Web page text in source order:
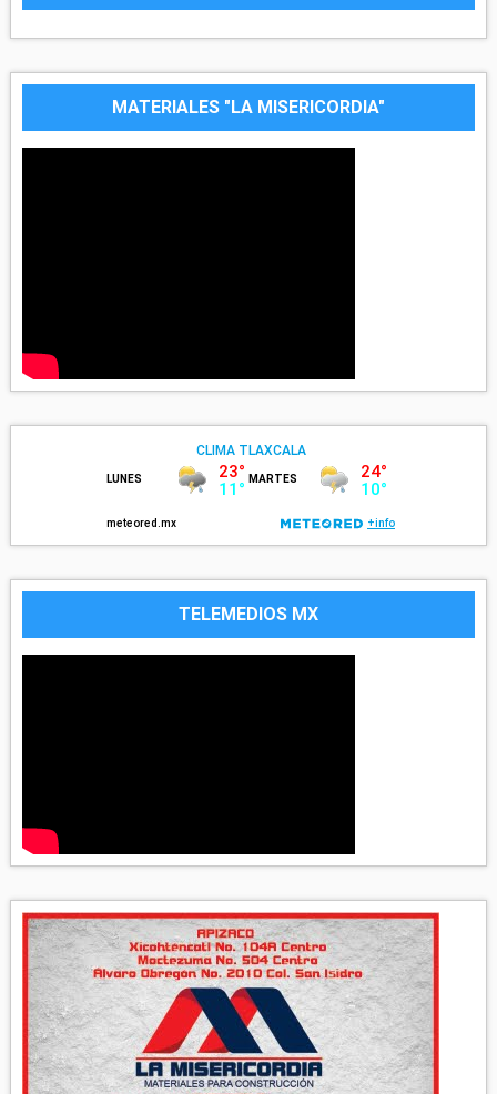
MATERIALES "LA MISERICORDIA"
TELEMEDIOS MX